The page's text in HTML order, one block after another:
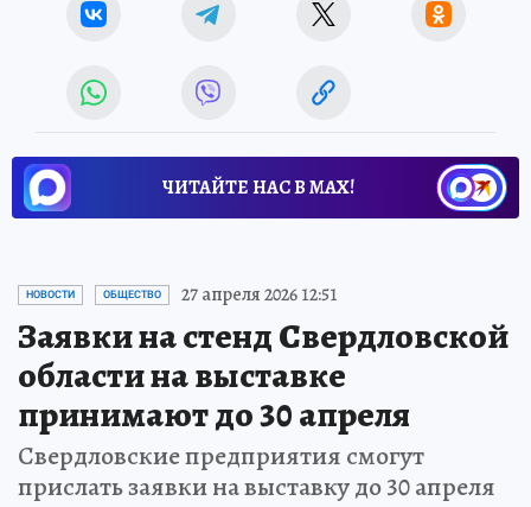
ЧИТАЙТЕ НАС В МАХ!
НОВОСТИ ОБЩЕСТВО 27 апреля 2026 12:51
Заявки на стенд Свердловской
области на выставке
принимают до 30 апреля
Свердловские предприятия смогут
прислать заявки на выставку до 30 апреля